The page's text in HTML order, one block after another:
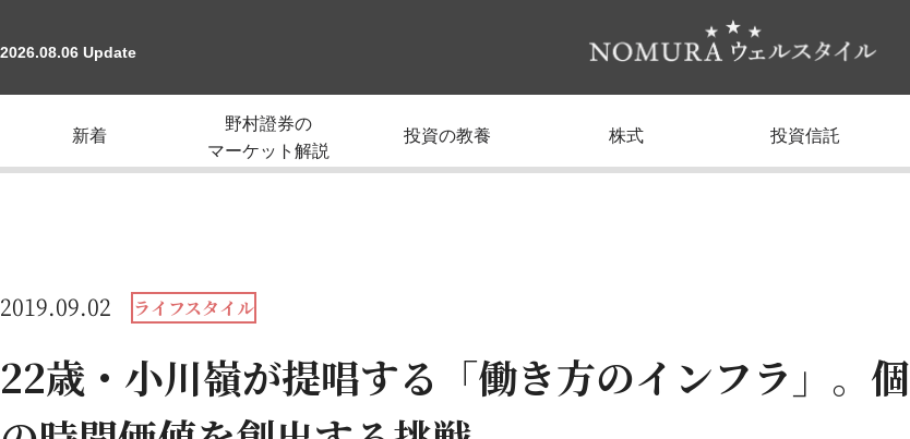
2026.08.06 Update
新着
野村證券の
マーケット解説
投資の教養 株式 投資信託
2019.09.02 ライフスタイル
22歳・小川嶺が提唱する「働き方のインフラ」。個